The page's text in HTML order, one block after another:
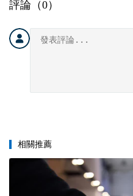
評論（0）
相關推薦